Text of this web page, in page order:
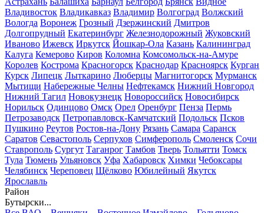
Владивосток Владикавказ Владимир Волгоград Волжский
Вологда Воронеж Грозный Дзержинский Дмитров
Долгопрудный Екатеринбург Железнодорожный Жуковский
Иваново Ижевск Иркутск Йошкар-Ола Казань Калининград
Калуга Кемерово Киров Коломна Комсомольск-на-Амуре
Королев Кострома Красногорск Краснодар Красноярск Курган
Курск Липецк Лыткарино Люберцы Магнитогорск Мурманск
Мытищи Набережные Челны Нефтекамск Нижний Новгород
Нижний Тагил Новокузнецк Новороссийск Новосибирск
Норильск Одинцово Омск Орел Оренбург Пенза Пермь
Петрозаводск Петропавловск-Камчатский Подольск Псков
Пушкино Реутов Ростов-на-Дону Рязань Самара Саранск
Саратов Севастополь Серпухов Симферополь Смоленск Сочи
Ставрополь Сургут Таганрог Тамбов Тверь Тольятти Томск
Тула Тюмень Ульяновск Уфа Хабаровск Химки Чебоксары
Челябинск Череповец Щёлково Юбилейный Якутск
Ярославль
Район
Бутырски...